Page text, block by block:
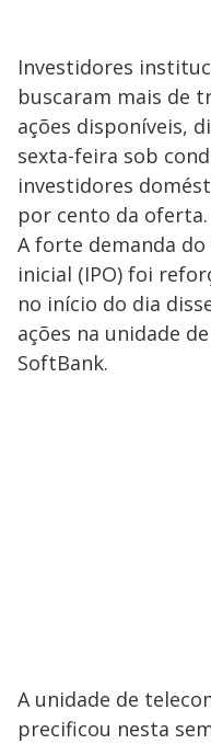
Investidores
buscaram mais de
ações disponíveis,
sexta-feira sob
investidores
por cento da oferta.
A forte demanda
inicial (IPO) foi
no início do dia
ações na unidade
SoftBank.
A unidade de
precificou nesta